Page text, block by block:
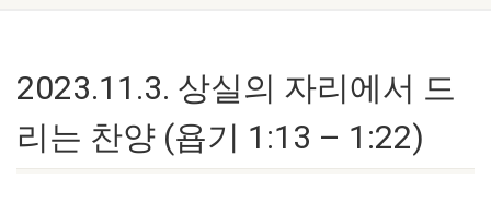
2023.11.3. 상실의 자리에서 드
리는 찬양 (욥기 1:13 – 1:22)